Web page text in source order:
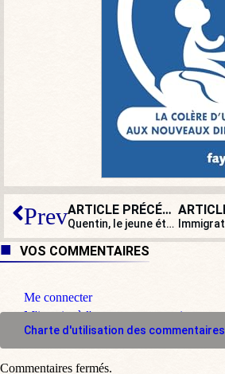
Prev ARTICLE PRÉCÉDENT
Quentin, le jeune étudiant lynché par des antifas, est mort
VOS COMMENTAIRES
Me connecter
M'inscrire à l'espace commentaire
Charte d'utilisation des commentaires
Commentaires fermés.